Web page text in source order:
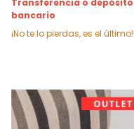
Transferencia o depósito
bancario
¡No te lo pierdas, es el último!